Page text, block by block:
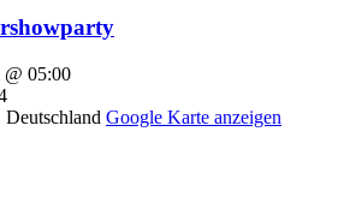
@ 05:00
Deutschland Google Karte anzeigen